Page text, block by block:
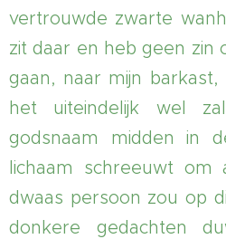
vertrouwde zwarte
zit daar en heb geen zin
gaan, naar mijn
het uiteindelijk wel
godsnaam midden in
lichaam schreeuwt om
dwaas persoon zou op
donkere gedachten